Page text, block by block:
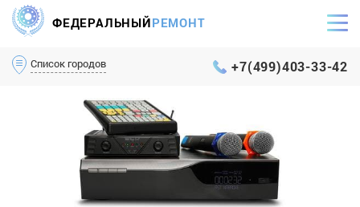
ФЕДЕРАЛЬНЫЙРЕМОНТ
Список городов +7(499)403-33-42